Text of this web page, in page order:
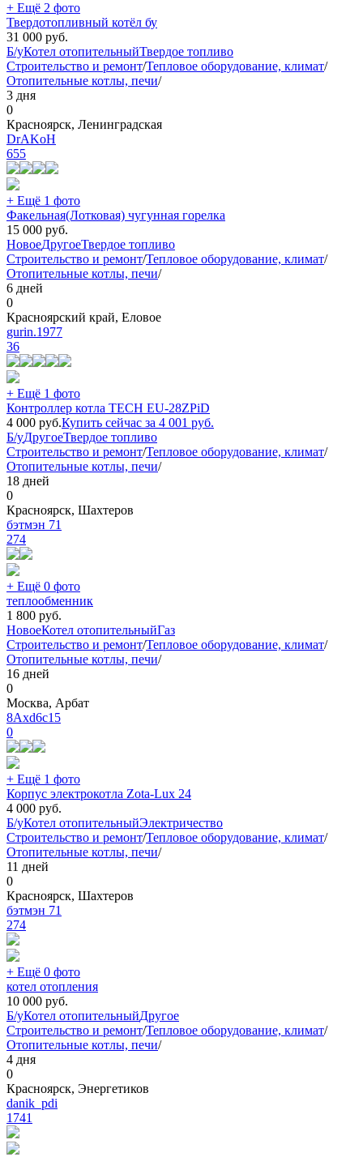
+ Ещё 2 фото
Твердотопливный котёл бу
31 000 руб.
Б/уКотел отопительныйТвердое топливо
Строительство и ремонт/Тепловое оборудование, климат/
Отопительные котлы, печи/
3 дня
0
Красноярск, Ленинградская
DrAKoH
655
+ Ещё 1 фото
Факельная(Лотковая) чугунная горелка
15 000 руб.
НовоеДругоеТвердое топливо
Строительство и ремонт/Тепловое оборудование, климат/
Отопительные котлы, печи/
6 дней
0
Красноярский край, Еловое
gurin.1977
36
+ Ещё 1 фото
Контроллер котла TECH EU-28ZPiD
4 000 руб.Купить сейчас за 4 001 руб.
Б/уДругоеТвердое топливо
Строительство и ремонт/Тепловое оборудование, климат/
Отопительные котлы, печи/
18 дней
0
Красноярск, Шахтеров
бэтмэн 71
274
+ Ещё 0 фото
теплообменник
1 800 руб.
НовоеКотел отопительныйГаз
Строительство и ремонт/Тепловое оборудование, климат/
Отопительные котлы, печи/
16 дней
0
Москва, Арбат
8Axd6c15
0
+ Ещё 1 фото
Корпус электрокотла Zota-Lux 24
4 000 руб.
Б/уКотел отопительныйЭлектричество
Строительство и ремонт/Тепловое оборудование, климат/
Отопительные котлы, печи/
11 дней
0
Красноярск, Шахтеров
бэтмэн 71
274
+ Ещё 0 фото
котел отопления
10 000 руб.
Б/уКотел отопительныйДругое
Строительство и ремонт/Тепловое оборудование, климат/
Отопительные котлы, печи/
4 дня
0
Красноярск, Энергетиков
danik_pdi
1741